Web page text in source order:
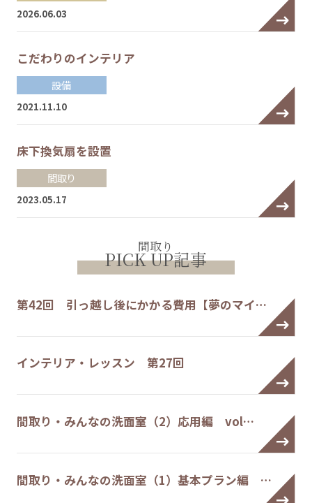
2026.06.03
こだわりのインテリア
設備
2021.11.10
床下換気扇を設置
間取り
2023.05.17
間取り
PICK UP記事
第42回 引っ越し後にかかる費用【夢のマイ…
インテリア・レッスン 第27回
間取り・みんなの洗面室（2）応用編 vol…
間取り・みんなの洗面室（1）基本プラン編 …